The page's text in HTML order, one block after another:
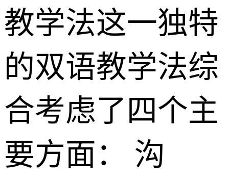
教学法这一独特
的双语教学法综
合考虑了四个主
要方面： 沟